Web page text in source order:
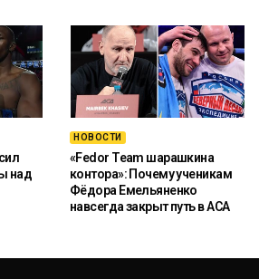
над
НОВОСТИ
«Fedor Team шарашкина
контора»: Почему ученикам
Фёдора Емельяненко
навсегда закрыт путь в ACA